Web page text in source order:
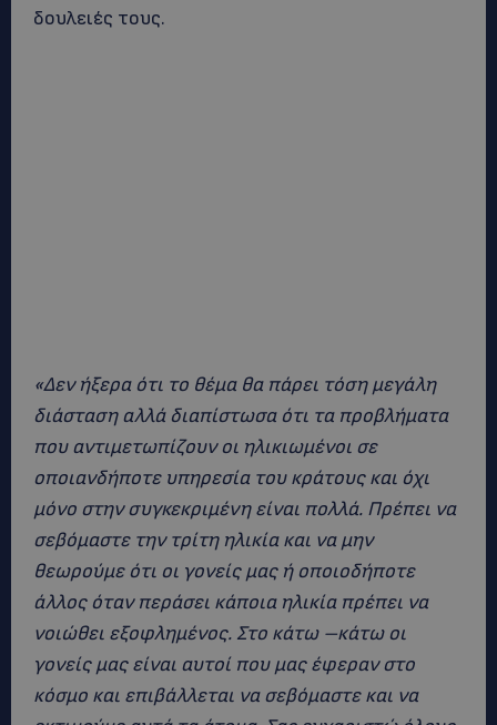
δουλειές τους.
«Δεν ήξερα ότι το θέμα θα πάρει τόση μεγάλη
διάσταση αλλά διαπίστωσα ότι τα προβλήματα
που αντιμετωπίζουν οι ηλικιωμένοι σε
οποιανδήποτε υπηρεσία του κράτους και όχι
μόνο στην συγκεκριμένη είναι πολλά. Πρέπει να
σεβόμαστε την τρίτη ηλικία και να μην
θεωρούμε ότι οι γονείς μας ή οποιοδήποτε
άλλος όταν περάσει κάποια ηλικία πρέπει να
νοιώθει εξοφλημένος. Στο κάτω –κάτω οι
γονείς μας είναι αυτοί που μας έφεραν στο
κόσμο και επιβάλλεται να σεβόμαστε και να